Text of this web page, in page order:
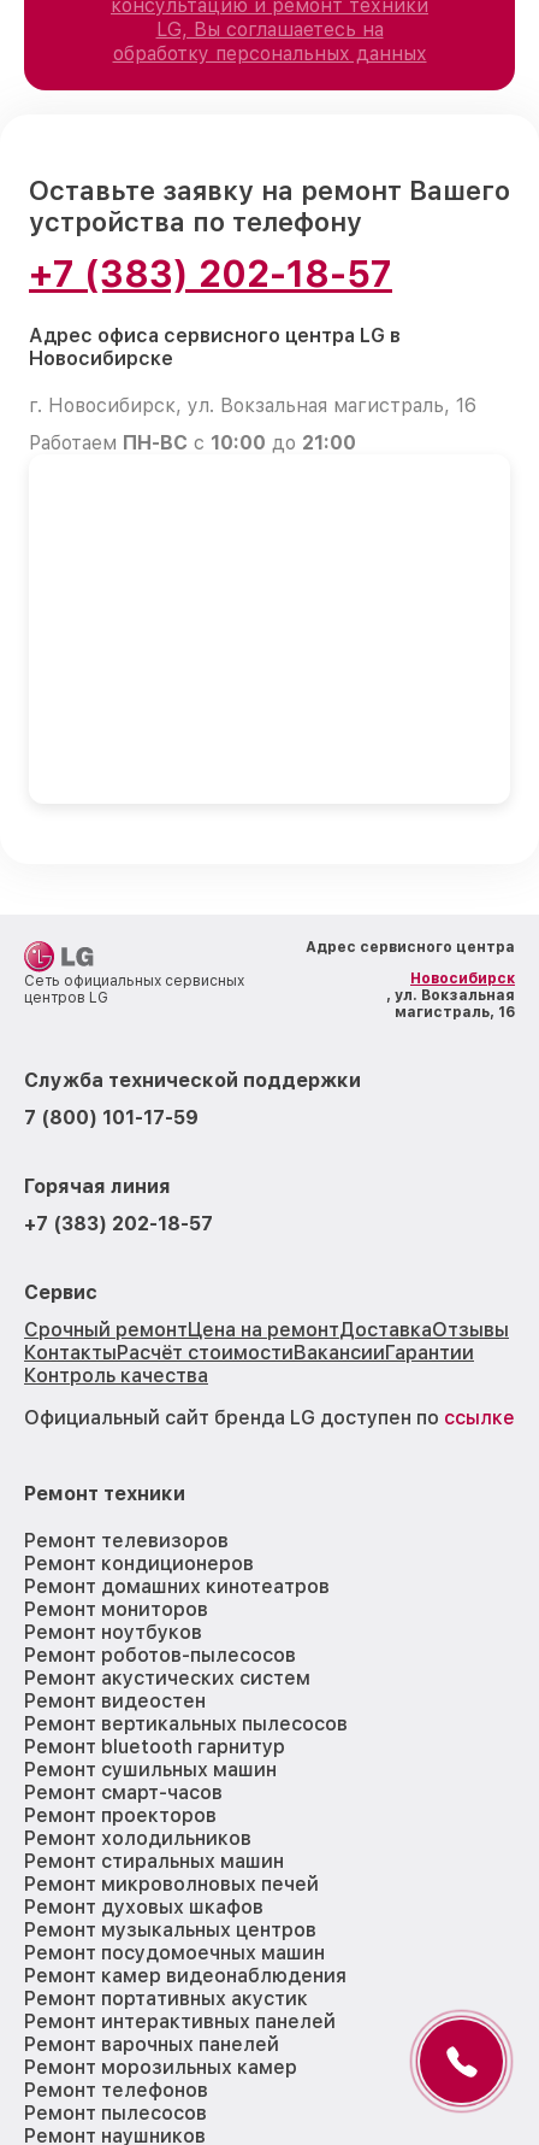
консультацию и ремонт техники
LG, Вы соглашаетесь на
обработку персональных данных
Оставьте заявку на ремонт Вашего
устройства по телефону
+7 (383) 202-18-57
Адрес офиса сервисного центра LG в
Новосибирске
г. Новосибирск, ул. Вокзальная магистраль, 16
Работаем ПН-ВС с 10:00 до 21:00
Сеть официальных сервисных
центров LG
Адрес сервисного центра
Новосибирск
, ул. Вокзальная
магистраль, 16
Служба технической поддержки
7 (800) 101-17-59
Горячая линия
+7 (383) 202-18-57
Сервис
Срочный ремонтЦена на ремонтДоставкаОтзывы
КонтактыРасчёт стоимостиВакансииГарантии
Контроль качества
Официальный сайт бренда LG доступен по ссылке
Ремонт техники
Ремонт телевизоров
Ремонт кондиционеров
Ремонт домашних кинотеатров
Ремонт мониторов
Ремонт ноутбуков
Ремонт роботов-пылесосов
Ремонт акустических систем
Ремонт видеостен
Ремонт вертикальных пылесосов
Ремонт bluetooth гарнитур
Ремонт сушильных машин
Ремонт смарт-часов
Ремонт проекторов
Ремонт холодильников
Ремонт стиральных машин
Ремонт микроволновых печей
Ремонт духовых шкафов
Ремонт музыкальных центров
Ремонт посудомоечных машин
Ремонт камер видеонаблюдения
Ремонт портативных акустик
Ремонт интерактивных панелей
Ремонт варочных панелей
Ремонт морозильных камер
Ремонт телефонов
Ремонт пылесосов
Ремонт наушников